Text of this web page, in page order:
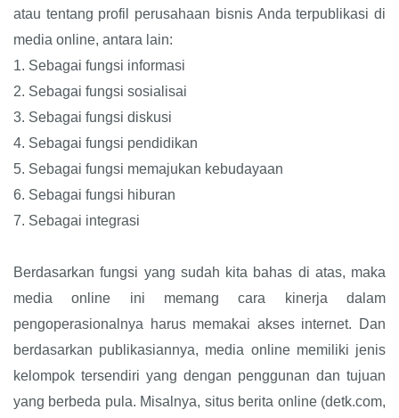
atau tentang profil perusahaan bisnis Anda terpublikasi di
media online, antara lain:
1. Sebagai fungsi informasi
2. Sebagai fungsi sosialisai
3. Sebagai fungsi diskusi
4. Sebagai fungsi pendidikan
5. Sebagai fungsi memajukan kebudayaan
6. Sebagai fungsi hiburan
7. Sebagai integrasi
Berdasarkan fungsi yang sudah kita bahas di atas, maka
media online ini memang cara kinerja dalam
pengoperasionalnya harus memakai akses internet. Dan
berdasarkan publikasiannya, media online memiliki jenis
kelompok tersendiri yang dengan penggunan dan tujuan
yang berbeda pula. Misalnya, situs berita online (detk.com,